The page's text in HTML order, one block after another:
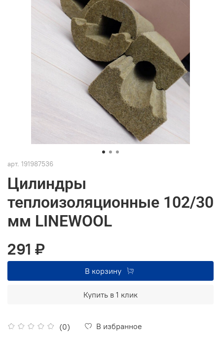
арт. 191987536
Цилиндры
теплоизоляционные 102/30
мм LINEWOOL
(0)
В избранное
291 ₽
В корзину
Купить в 1 клик